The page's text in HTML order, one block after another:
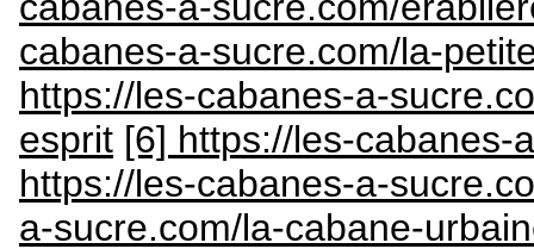
cabanes-a-sucre.com/la-
https://les-cabanes-a-
esprit [6] https://les-cabanes-
https://les-cabanes-a-
a-sucre.com/la-cabane-